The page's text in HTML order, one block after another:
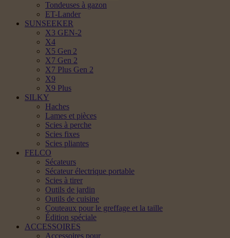
Tondeuses à gazon
ET-Lander
SUNSEEKER
X3 GEN-2
X4
X5 Gen 2
X7 Gen 2
X7 Plus Gen 2
X9
X9 Plus
SILKY
Haches
Lames et pièces
Scies à perche
Scies fixes
Scies pliantes
FELCO
Sécateurs
Sécateur électrique portable
Scies à tirer
Outils de jardin
Outils de cuisine
Couteaux pour le greffage et la taille
Édition spéciale
ACCESSOIRES
Accessoires pour